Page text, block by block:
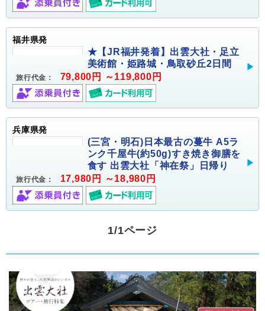
福井県発
★【JR福井発着】出雲大社・足立
美術館・姫路城・鳥取砂丘2日間
旅行代金： 79,800円 ～119,800円
兵庫県発
(三宮・明石)日本最古の蔓牛 A5ラ
ンク千屋牛(約50g)すき焼き御膳を
食す 出雲大社「神在祭」日帰り
旅行代金： 17,980円 ～18,980円
1/1ページ